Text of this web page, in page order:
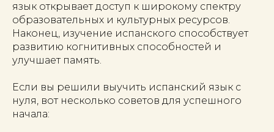
язык открывает доступ к широкому спектру
образовательных и культурных ресурсов.
Наконец, изучение испанского способствует
развитию когнитивных способностей и
улучшает память.
Если вы решили выучить испанский язык с
нуля, вот несколько советов для успешного
начала: